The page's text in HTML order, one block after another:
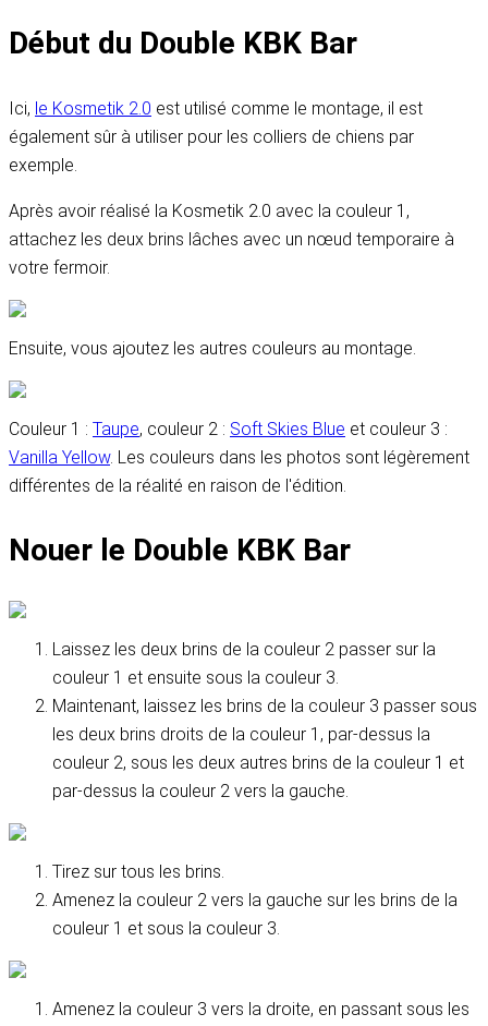
Début du Double KBK Bar
Ici, le Kosmetik 2.0 est utilisé comme le montage, il est
également sûr à utiliser pour les colliers de chiens par
exemple.
Après avoir réalisé la Kosmetik 2.0 avec la couleur 1,
attachez les deux brins lâches avec un nœud temporaire à
votre fermoir.
Ensuite, vous ajoutez les autres couleurs au montage.
Couleur 1 : Taupe, couleur 2 : Soft Skies Blue et couleur 3 :
Vanilla Yellow. Les couleurs dans les photos sont légèrement
différentes de la réalité en raison de l'édition.
Nouer le Double KBK Bar
Laissez les deux brins de la couleur 2 passer sur la
couleur 1 et ensuite sous la couleur 3.
Maintenant, laissez les brins de la couleur 3 passer sous
les deux brins droits de la couleur 1, par-dessus la
couleur 2, sous les deux autres brins de la couleur 1 et
par-dessus la couleur 2 vers la gauche.
Tirez sur tous les brins.
Amenez la couleur 2 vers la gauche sur les brins de la
couleur 1 et sous la couleur 3.
Amenez la couleur 3 vers la droite, en passant sous les